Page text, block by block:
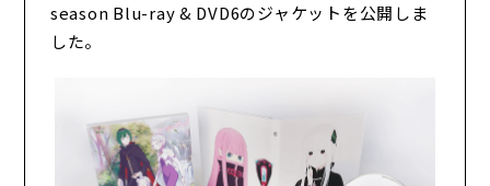
season Blu-ray & DVD6のジャケットを公開しま
した。